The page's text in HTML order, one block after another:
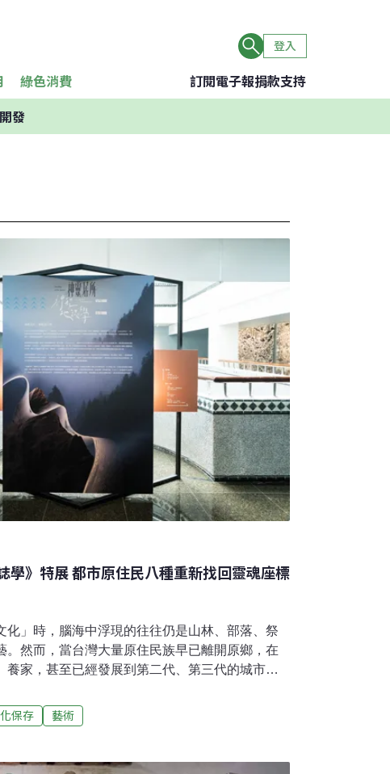
登入
綠色消費 訂閱電子報捐款支持
發
學》特展 都市原住民八種重新找回靈魂座標
化」時，腦海中浮現的往往仍是山林、部落、祭
。然而，當台灣大量原住民族早已離開原鄉，在
養家，甚至已經發展到第二代、第三代的城市生
靈與信仰，是否也會跟著人一起遷徙？由財團
金會主辦、策展人徐文瑞策劃的《神靈居所：
集結弗耐．瓦旦、安力．給怒、瓦歷斯．拉拜、
保存 藝術